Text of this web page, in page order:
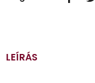
LEÍRÁS